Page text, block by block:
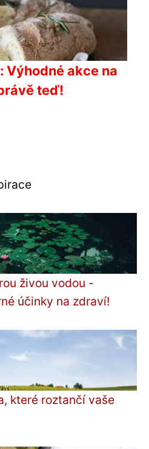
Výhodné akce na
teď!
živou vodou -
účinky na zdraví!
které roztančí vaše